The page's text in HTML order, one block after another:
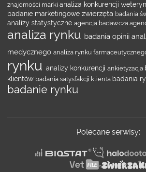
znajomości marki analiza konkurencji
badanie marketingowe zwierzęta badania
analizy statystyczne agencja badawcza
analiza rynku badania opinii
medycznego analiza rynku
rynku analizy konkurencji ankietyzacja
klientów badania satysfakcji klienta badania
badanie rynku
Polecane serwisy: